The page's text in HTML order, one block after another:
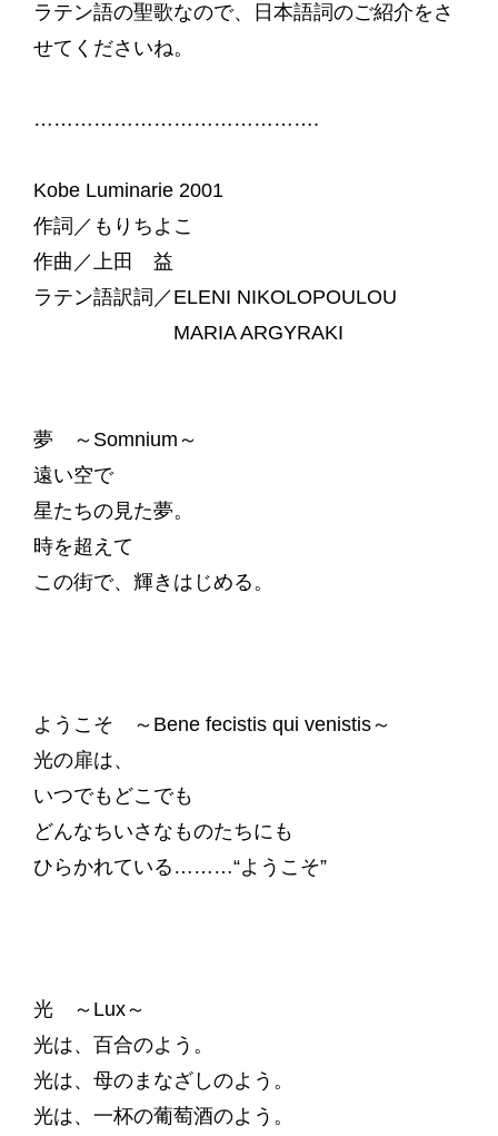
ラテン語の聖歌なので、日本語詞のご紹介をさ
せてくださいね。
…………………………………….
Kobe Luminarie 2001
作詞／もりちよこ
作曲／上田 益
ラテン語訳詞／ELENI NIKOLOPOULOU
MARIA ARGYRAKI
夢 ～Somnium～
遠い空で
星たちの見た夢。
時を超えて
この街で、輝きはじめる。
ようこそ ～Bene fecistis qui venistis～
光の扉は、
いつでもどこでも
どんなちいさなものたちにも
ひらかれている………“ようこそ”
光 ～Lux～
光は、百合のよう。
光は、母のまなざしのよう。
光は、一杯の葡萄酒のよう。